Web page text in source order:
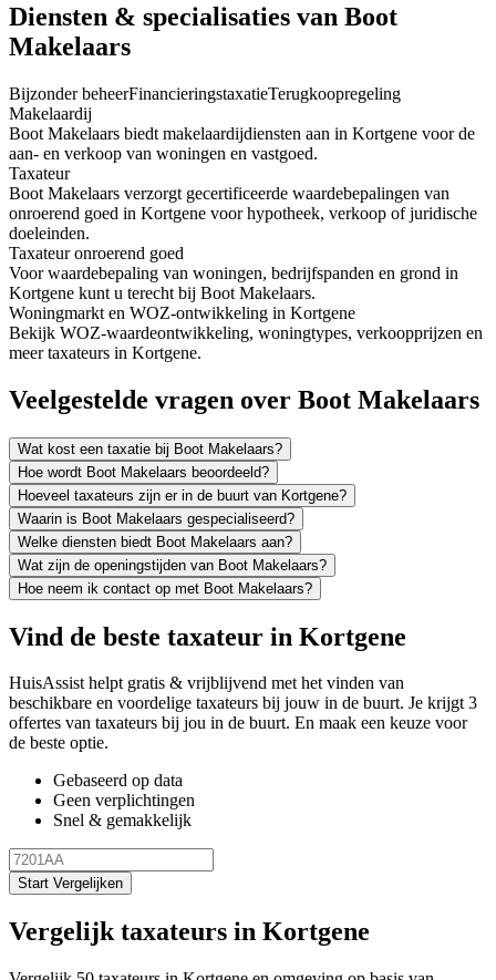
Diensten & specialisaties van Boot
Makelaars
Bijzonder beheerFinancieringstaxatieTerugkoopregeling
Makelaardij
Boot Makelaars biedt makelaardijdiensten aan in Kortgene voor de
aan- en verkoop van woningen en vastgoed.
Taxateur
Boot Makelaars verzorgt gecertificeerde waardebepalingen van
onroerend goed in Kortgene voor hypotheek, verkoop of juridische
doeleinden.
Taxateur onroerend goed
Voor waardebepaling van woningen, bedrijfspanden en grond in
Kortgene kunt u terecht bij Boot Makelaars.
Woningmarkt en WOZ-ontwikkeling in Kortgene
Bekijk WOZ-waardeontwikkeling, woningtypes, verkoopprijzen en
meer taxateurs in Kortgene.
Veelgestelde vragen over Boot Makelaars
Wat kost een taxatie bij Boot Makelaars?
Hoe wordt Boot Makelaars beoordeeld?
Hoeveel taxateurs zijn er in de buurt van Kortgene?
Waarin is Boot Makelaars gespecialiseerd?
Welke diensten biedt Boot Makelaars aan?
Wat zijn de openingstijden van Boot Makelaars?
Hoe neem ik contact op met Boot Makelaars?
Vind de beste taxateur in Kortgene
HuisAssist helpt gratis & vrijblijvend met het vinden van
beschikbare en voordelige taxateurs bij jouw in de buurt. Je krijgt 3
offertes van taxateurs bij jou in de buurt. En maak een keuze voor
de beste optie.
Gebaseerd op data
Geen verplichtingen
Snel & gemakkelijk
Start Vergelijken
Vergelijk taxateurs in Kortgene